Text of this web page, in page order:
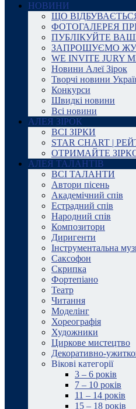
НОВИНИ
ЩО
ФОТОГАЛЕРЕЯ
ПУБЛІКУЙТЕ
ЗАПРОШУЄМО
WE INVITE JURY
Новини Алеї Зірок
Творчі новини
Конкурси
Швидкі новини
Всі новини
АЛЕЯ ЗІРОК
ВСІ ЗІРКИ
STAR CHART |
ОТРИМАЙТЕ
АЛЕЯ ТАЛАНТІВ
ВСІ ТАЛАНТИ
Автори пісень
Академічний спів
Естрадний спів
Народний спів
Композитори
Диригенти
Інструментальна
Саксофон
Скрипка
Фортепіано
Театр
Читання
Моделінг
Хореографія
Художники
Циркове мистецтво
Декоративно-
Вікові категорії
3 – 6 років
7 – 10 років
11 – 14 років
15 – 18 років